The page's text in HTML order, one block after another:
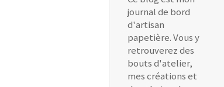
journal de bord
d'artisan
papetière. Vous y
retrouverez des
bouts d'atelier,
mes créations et